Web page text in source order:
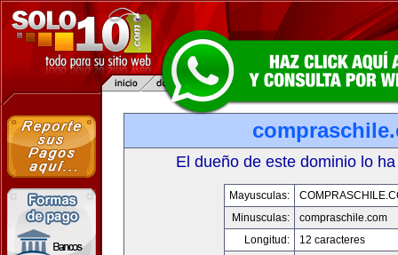
El dueño de este dominio lo
Mayusculas:
Minusculas:
compraschile.com
Longitud:
12 caracteres